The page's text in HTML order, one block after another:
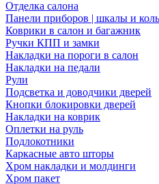
Отделка салона
Панели приборов | шкалы и
Коврики в салон и багажник
Ручки КПП и замки
Накладки на пороги в салон
Накладки на педали
Рули
Подсветка и доводчики дверей
Кнопки блокировки дверей
Накладки на коврик
Оплетки на руль
Подлокотники
Каркасные авто шторы
Хром накладки и молдинги
Хром пакет